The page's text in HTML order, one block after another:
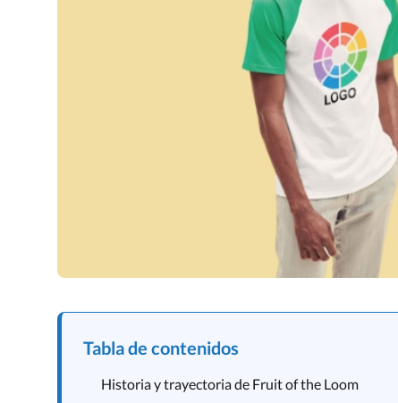
Tabla de contenidos
Historia y trayectoria de Fruit of the Loom